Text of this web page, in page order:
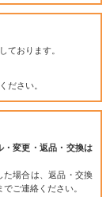
ております。
ださい。
・変更・返品・交換は
た場合は、返品・交換
ご連絡ください。